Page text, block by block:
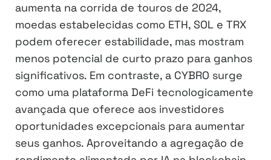
aumenta na corrida de touros de 2024,
moedas estabelecidas como ETH, SOL e TRX
podem oferecer estabilidade, mas mostram
menos potencial de curto prazo para ganhos
significativos. Em contraste, a CYBRO surge
como uma plataforma DeFi tecnologicamente
avançada que oferece aos investidores
oportunidades excepcionais para aumentar
seus ganhos. Aproveitando a agregação de